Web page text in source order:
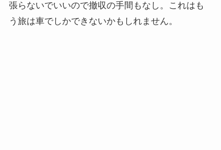
張らないでいいので撤収の手間もなし。これはも
う旅は車でしかできないかもしれません。